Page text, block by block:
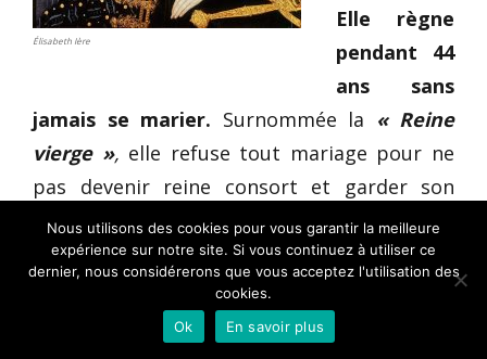
Élisabeth Ière
Elle règne
pendant 44
ans sans
jamais se marier. Surnommée la « Reine
vierge », elle refuse tout mariage pour ne
pas devenir reine consort et garder son
pouvoir qu’elle aurait été obligée de donner
à son époux. Pour survivre, elle doit
cependant lutter contre Marie Stuart
, sa
cousine, elle aussi dans l’ordre de succession
Nous utilisons des cookies pour vous garantir la meilleure
expérience sur notre site. Si vous continuez à utiliser ce
dernier, nous considérerons que vous acceptez l'utilisation des
cookies.
Ok
En savoir plus